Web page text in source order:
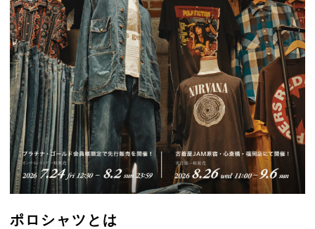
ポロシャツとは